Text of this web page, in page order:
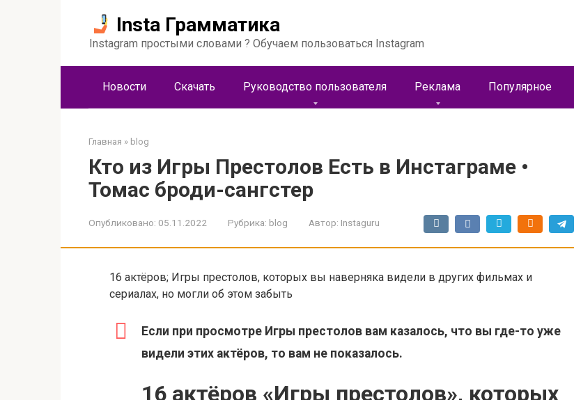
Insta Грамматика
Instagram простыми словами ? Обучаем пользоваться Instagram
Новости Скачать Руководство пользователя Реклама Популярное
Главная » blog
Кто из Игры Престолов Есть в Инстаграме •
Томас броди-сангстер
Опубликовано: 05.11.2022 Рубрика: blog Автор: Instaguru
16 актёров; Игры престолов, которых вы наверняка видели в других фильмах и
сериалах, но могли об этом забыть
Если при просмотре Игры престолов вам казалось, что вы где-то уже
видели этих актёров, то вам не показалось.
16 актёров «Игры престолов», которых